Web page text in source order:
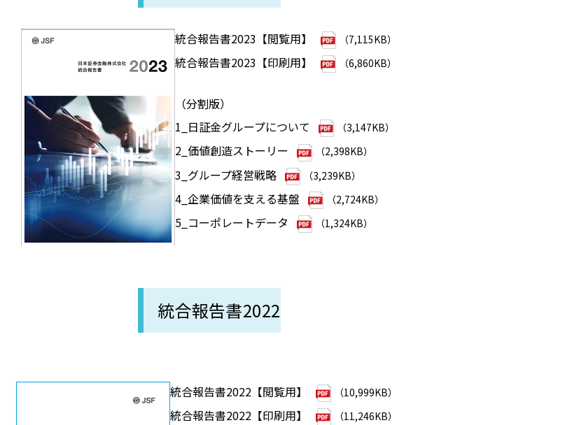
統合報告書2023【閲覧用】 （7,115KB）
統合報告書2023【印刷用】 （6,860KB）
（分割版）
1_日証金グループについて
（3,147KB）
2_価値創造ストーリー （2,398KB）
3_グループ経営戦略 （3,239KB）
4_企業価値を支える基盤 （2,724KB）
5_コーポレートデータ （1,324KB）
統合報告書2022
統合報告書2022【閲覧用】 （10,999KB）
統合報告書2022【印刷用】 （11,246KB）